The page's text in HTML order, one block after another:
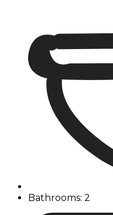
Bathrooms: 2